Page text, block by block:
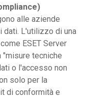
alle aziende
dati. L'utilizzo di una
ESET Server
tecniche
o l'accesso non
solo per la
di conformità e